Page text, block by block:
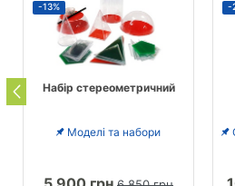
-13%
Набір стереометричний
Моделі та набори
-